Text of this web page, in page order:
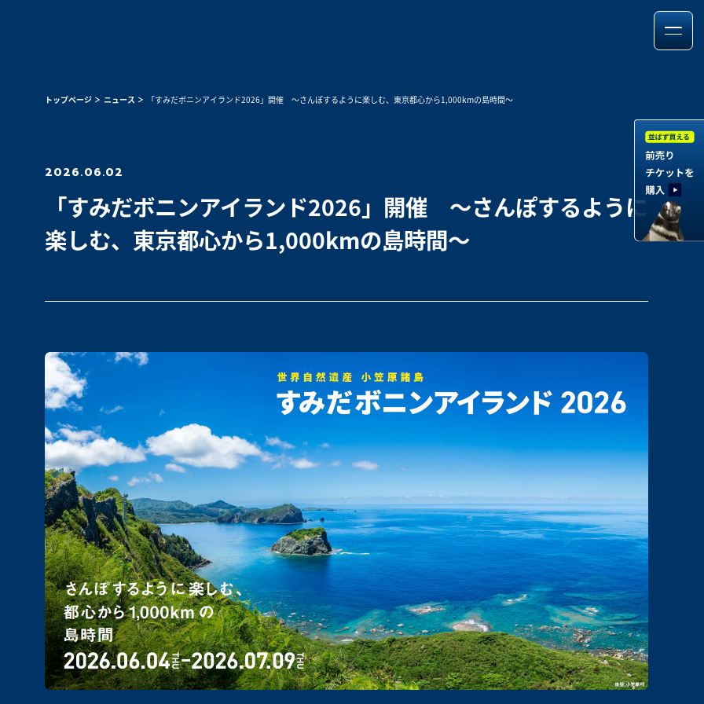
トップページ ニュース 「すみだボニンアイランド2026」開催 ～さんぽするように楽しむ、東京都心から1,000kmの島時間～
2026.06.02
「すみだボニンアイランド2026」開催 ～さんぽするように
楽しむ、東京都心から1,000kmの島時間～